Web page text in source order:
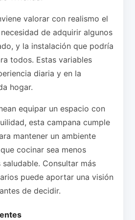
valorar con realismo el
de adquirir algunos
y la instalación que podría
todos. Estas variables
diaria y en la
hogar.
equipar un espacio con
esta campana cumple
mantener un ambiente
cocinar sea menos
Consultar más
puede aportar una visión
de decidir.